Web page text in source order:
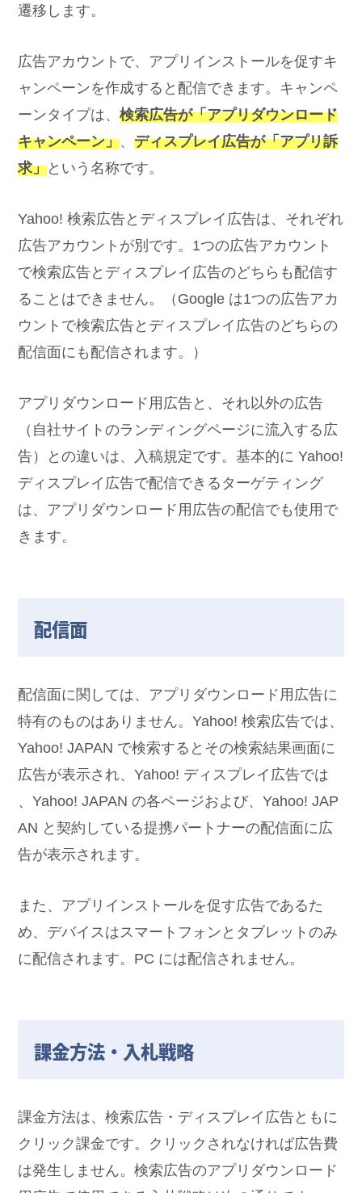
遷移します。
広告アカウントで、アプリインストールを促すキ
ャンペーンを作成すると配信できます。キャンペ
ーンタイプは、検索広告が「アプリダウンロード
キャンペーン」、ディスプレイ広告が「アプリ訴
求」という名称です。
Yahoo! 検索広告とディスプレイ広告は、それぞれ
広告アカウントが別です。1つの広告アカウント
で検索広告とディスプレイ広告のどちらも配信す
ることはできません。（Google は1つの広告アカ
ウントで検索広告とディスプレイ広告のどちらの
配信面にも配信されます。）
アプリダウンロード用広告と、それ以外の広告
（自社サイトのランディングページに流入する広
告）との違いは、入稿規定です。基本的に Yahoo!
ディスプレイ広告で配信できるターゲティング
は、アプリダウンロード用広告の配信でも使用で
きます。
配信面
配信面に関しては、アプリダウンロード用広告に
特有のものはありません。Yahoo! 検索広告では、
Yahoo! JAPAN で検索するとその検索結果画面に
広告が表示され、Yahoo! ディスプレイ広告では
、Yahoo! JAPAN の各ページおよび、Yahoo! JAP
AN と契約している提携パートナーの配信面に広
告が表示されます。
また、アプリインストールを促す広告であるた
め、デバイスはスマートフォンとタブレットのみ
に配信されます。PC には配信されません。
課金方法・入札戦略
課金方法は、検索広告・ディスプレイ広告ともに
クリック課金です。クリックされなければ広告費
は発生しません。検索広告のアプリダウンロード